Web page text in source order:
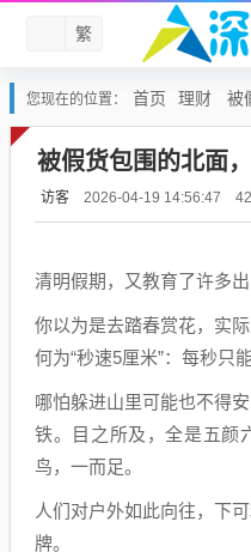
繁
您现在的位置： 首页 理财 被
被假货包围的北面
访客 2026-04-19 14:56:47
清明假期，又教育了许多出
你以为是去踏春赏花，实
何为“秒速5厘米”：每秒只
哪怕躲进山里可能也不得
铁。目之所及，全是五颜
鸟，一而足。
人们对户外如此向往，下
牌。